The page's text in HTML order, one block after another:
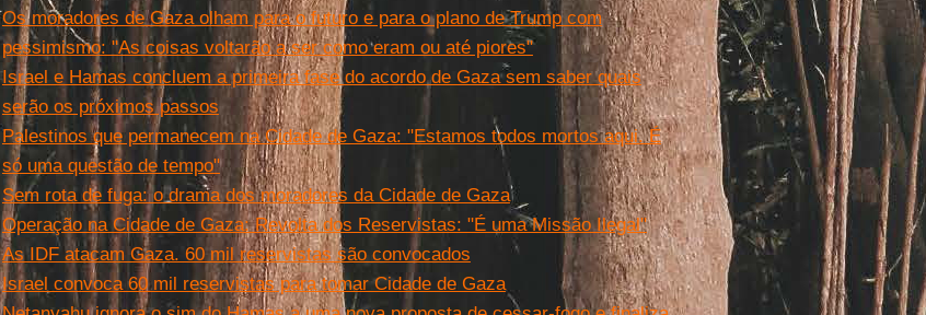
Os moradores de Gaza olham para o futuro e para o plano de Trump com
pessimismo: "As coisas voltarão a ser como eram ou até piores"
Israel e Hamas concluem a primeira fase do acordo de Gaza sem saber quais
serão os próximos passos
Palestinos que permanecem na Cidade de Gaza: "Estamos todos mortos aqui. É
só uma questão de tempo"
Sem rota de fuga: o drama dos moradores da Cidade de Gaza
Operação na Cidade de Gaza: Revolta dos Reservistas: "É uma Missão Ilegal"
As IDF atacam Gaza. 60 mil reservistas são convocados
Israel convoca 60 mil reservistas para tomar Cidade de Gaza